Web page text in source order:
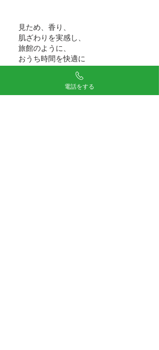
見ため、香り、
肌ざわりを実感し、
旅館のように、
​おうち時間を快適に
電話をする